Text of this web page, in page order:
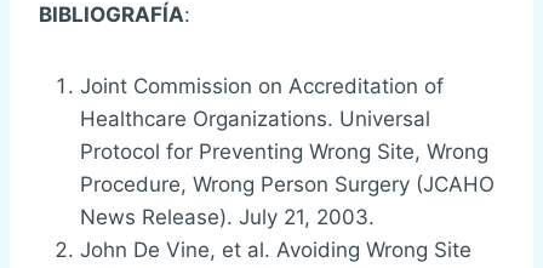
BIBLIOGRAFÍA:
Joint Commission on Accreditation of
Healthcare Organizations. Universal
Protocol for Preventing Wrong Site, Wrong
Procedure, Wrong Person Surgery (JCAHO
News Release). July 21, 2003.
John De Vine, et al. Avoiding Wrong Site